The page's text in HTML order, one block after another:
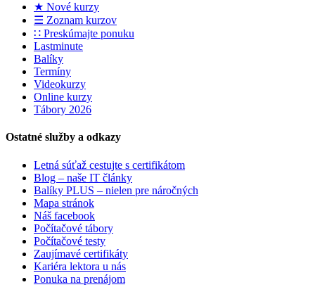
★ Nové kurzy
☰ Zoznam kurzov
∷ Preskúmajte ponuku
Lastminute
Balíky
Termíny
Videokurzy
Online kurzy
Tábory 2026
Ostatné služby a odkazy
Letná súťaž cestujte s certifikátom
Blog – naše IT články
Balíky PLUS – nielen pre náročných
Mapa stránok
Náš facebook
Počítačové tábory
Počítačové testy
Zaujímavé certifikáty
Kariéra lektora u nás
Ponuka na prenájom